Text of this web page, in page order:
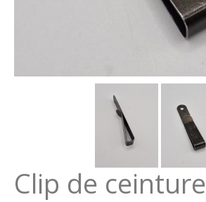
Clip de ceinture